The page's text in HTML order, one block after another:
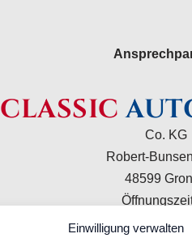
Einwilligung verwalten
CLASSIC
Co. KG
Robert-
48599
Mo–Do